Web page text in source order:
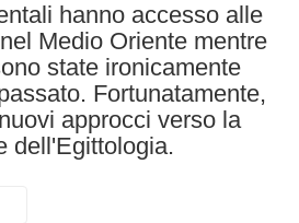
hanno accesso alle
Medio Oriente mentre
state ironicamente
Fortunatamente,
approcci verso la
dell'Egittologia.